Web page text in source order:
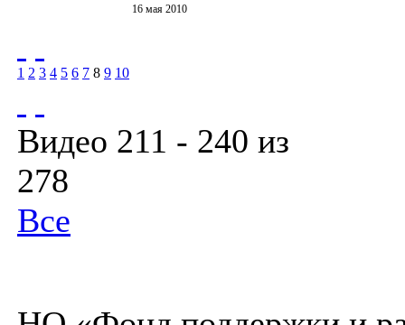
16 мая 2010
1 2 3 4 5 6 7 8 9 10
Видео 211 - 240 из
278
Все